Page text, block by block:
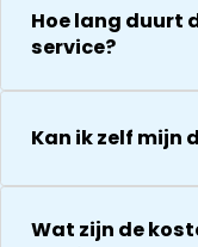
Hoe lang duurt
service?
Kan ik zelf mijn
Wat zijn de